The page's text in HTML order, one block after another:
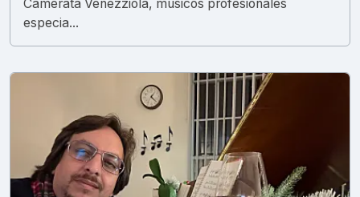
Camerata Venezziola, músicos profesionales
especia...